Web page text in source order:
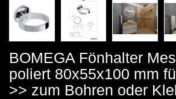
BOMEGA Fönhalter
poliert 80x55x100 mm
>> zum Bohren oder